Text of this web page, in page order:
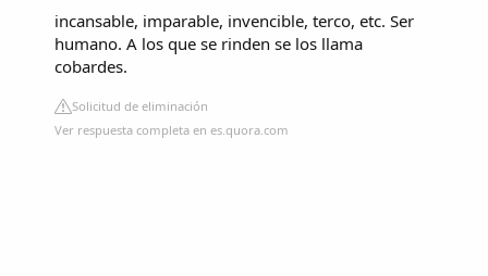
incansable, imparable, invencible, terco, etc. Ser
humano. A los que se rinden se los llama
cobardes.
Solicitud de eliminación
Ver respuesta completa en es.quora.com